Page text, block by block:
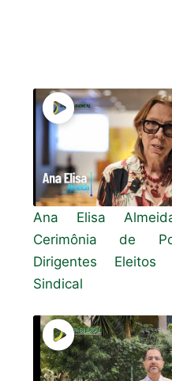
Ana Elisa
Cerimônia de
Dirigentes
Sindical